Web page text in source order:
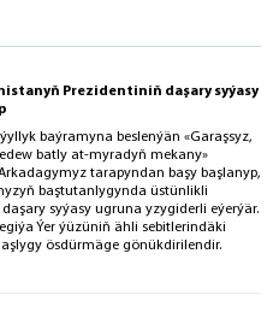
Prezidentiniň daşary syýasy
baýramyna beslenýän «Garaşsyz,
batly at-myradyň mekany»
tarapyndan başy başlanyp,
baştutanlygynda üstünlikli
syýasy ugruna yzygiderli eýerýär.
Ýer ýüzüniň ähli sebitlerindäki
ösdürmäge gönükdirilendir.